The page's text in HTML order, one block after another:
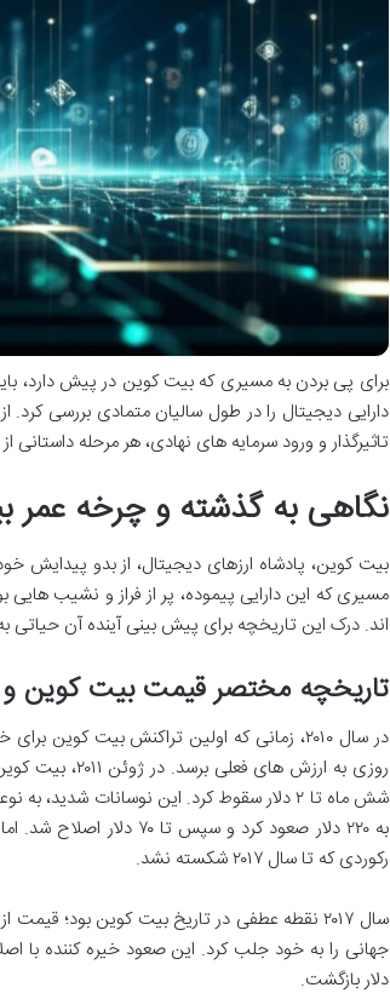
برای پی بردن به مسیری که بیت کوین در پیش دارد،
دارایی دیجیتال را در طول سالیان متمادی بررسی
تاثیرگذار و ورود سرمایه های نهادی، هر مرحله
نگاهی به گذشته و چرخه عمر
مسیری که این دارایی پیموده، پر از فراز و نشیب
اند. درک این تاریخچه برای پیش بینی آینده آن حیاتی
تاریخچه مختصر قیمت بیت کوین و
در سال ۲۰۱۰، زمانی که اولین تراکنش بیت
رکوردی که تا سال ۲۰۱۷ شکسته نشد.
دلار بازگشت.